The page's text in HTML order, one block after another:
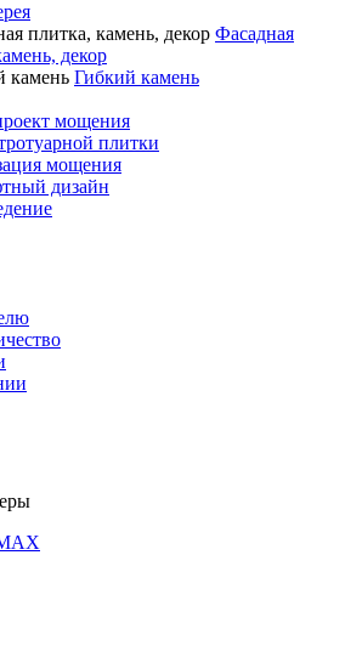
Фасадная
декор
Гибкий камень
мощения
плитки
мощения
дизайн